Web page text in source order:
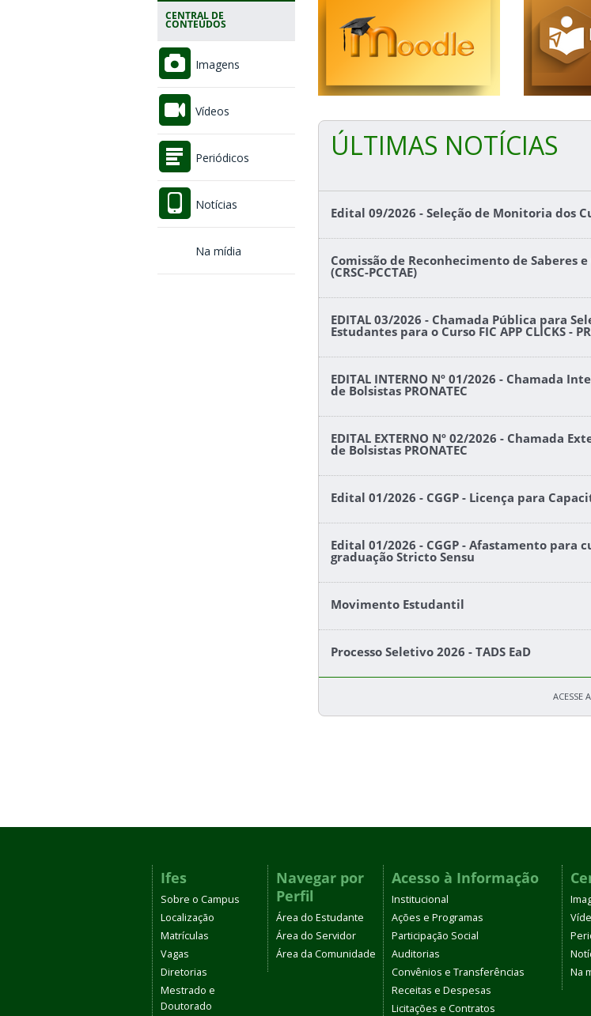
CENTRAL DE
CONTEÚDOS
Imagens
Vídeos
Periódicos
Notícias
Na mídia
ÚLTIMAS NOTÍCIAS
Edital 09/2026 - Seleção de Monitoria dos
Comissão de Reconhecimento de Saberes
(CRSC-PCCTAE)
EDITAL 03/2026 - Chamada Pública para
Estudantes para o Curso FIC APP CLICKS -
EDITAL INTERNO Nº 01/2026 - Chamada
de Bolsistas PRONATEC
EDITAL EXTERNO Nº 02/2026 - Chamada
de Bolsistas PRONATEC
Edital 01/2026 - CGGP - Licença para
Edital 01/2026 - CGGP - Afastamento para
graduação Stricto Sensu
Movimento Estudantil
Processo Seletivo 2026 - TADS EaD
ACESSE
Ifes
Sobre o Campus
Localização
Matrículas
Vagas
Diretorias
Mestrado e
Doutorado
Navegar por
Perfil
Área do Estudante
Área do Servidor
Área da Comunidade
Acesso à Informação
Institucional
Ações e Programas
Participação Social
Auditorias
Convênios e Transferências
Receitas e Despesas
Licitações e Contratos
Na